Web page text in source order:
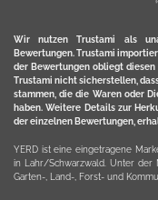
Wir nutzen Trustami als
Bewertungen. Trustami
der Bewertungen obliegt
Trustami nicht sicherstellen,
stammen, die die Waren oder
haben. Weitere Details zur
der einzelnen Bewertungen,
YERD ist eine eingetragene
in Lahr/Schwarzwald. Unter der
Garten-, Land-, Forst- und